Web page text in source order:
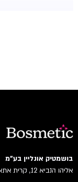
בושמטיק אונליין בע"מ
אליהו הנביא 12, קרית אתא